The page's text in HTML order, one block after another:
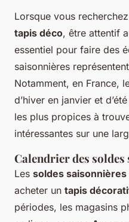
Lorsque vous
tapis déco, être attentif
essentiel pour faire des
saisonnières
Notamment, en France,
d’hiver en janvier et
les plus propices à
intéressantes sur une
Calendrier des soldes
Les soldes saisonnières
acheter un tapis
périodes, les magasins